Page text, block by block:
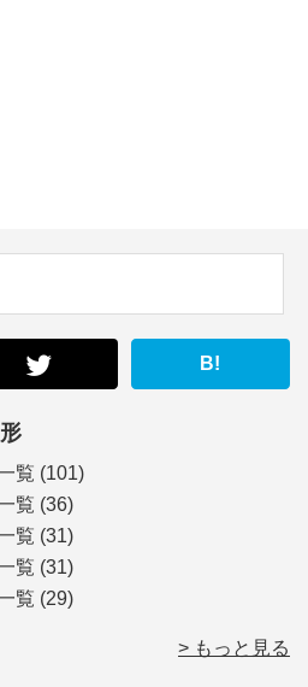
B!
覧 (101)
覧 (36)
覧 (31)
覧 (31)
覧 (29)
> もっと見る